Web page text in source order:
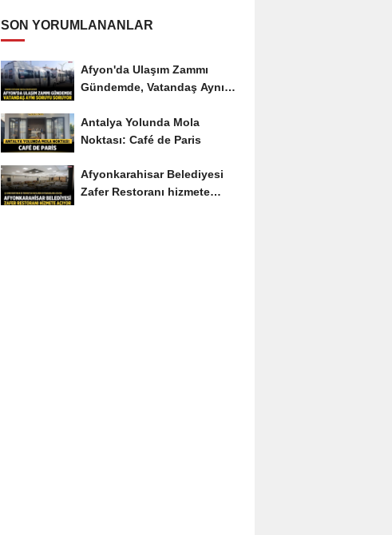
SON YORUMLANANLAR
Afyon'da Ulaşım Zammı
Gündemde, Vatandaş Aynı
Antalya Yolunda Mola
Noktası: Café de Paris
Afyonkarahisar Belediyesi
Zafer Restoranı hizmete